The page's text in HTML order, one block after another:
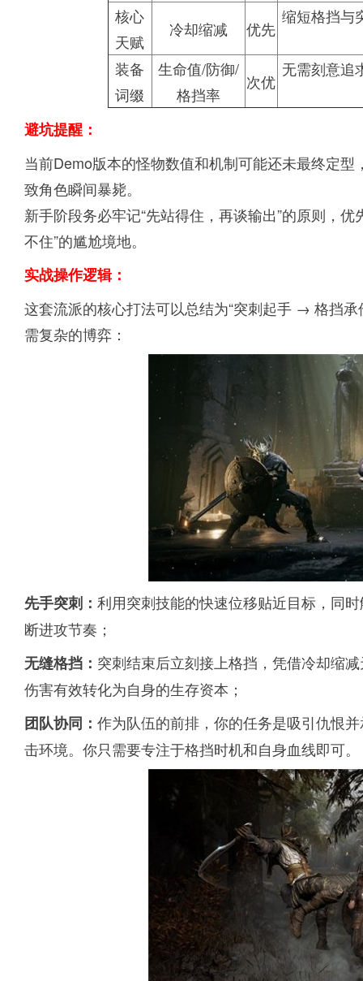
核心
天赋
冷却缩减 优先
缩短格挡与
装备
词缀
生命值/防御/
格挡率
次优
无需刻意追
避坑提醒：
当前Demo版本的怪物数值和机制可能还未最终定
致角色瞬间暴毙。
新手阶段务必牢记“先站得住，再谈输出”的原则，
不住”的尴尬境地。
实战操作逻辑：
这套流派的核心打法可以总结为“突刺起手 → 格挡
需复杂的博弈：
先手突刺： 利用突刺技能的快速位移贴近目标，同
断进攻节奏；
无缝格挡： 突刺结束后立刻接上格挡，凭借冷却缩
伤害有效转化为自身的生存资本；
团队协同： 作为队伍的前排，你的任务是吸引仇恨
击环境。你只需要专注于格挡时机和自身血线即可。